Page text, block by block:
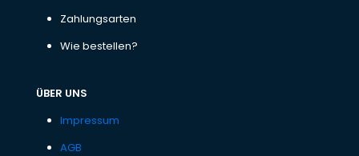
Zahlungsarten
Wie bestellen?
ÜBER UNS
Impressum
AGB